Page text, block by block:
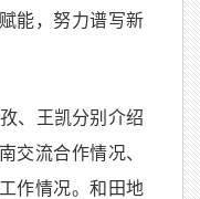
能，努力谱写新
、王凯分别介绍
交流合作情况、
作情况。和田地